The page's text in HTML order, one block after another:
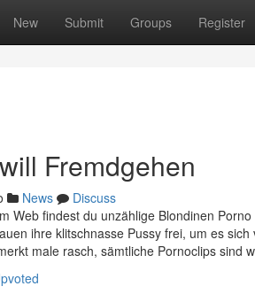
New Submit Groups Register
Fremdgehen
News
Discuss
Web findest du unzählige Blondinen
ihre klitschnasse Pussy frei, um es
male rasch, sämtliche Pornoclips sind